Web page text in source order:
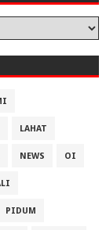
LAHAT
NEWS OI
PIDUM